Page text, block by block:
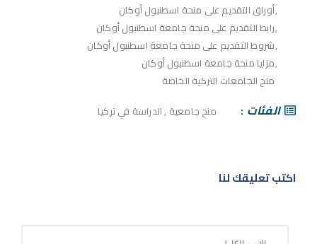
أوراق التقديم على منحة اسطنبول أوكان
رابط التقديم على منحة جامعة اسطنبول أوكان
شروط التقديم على منحة جامعة اسطنبول أوكان
مزايا منحة جامعة اسطنبول أوكان
منح الجامعات التركية الخاصة
الفئات منح جامعية ,الدراسة في تركيا
اكتب تعليقك لنا